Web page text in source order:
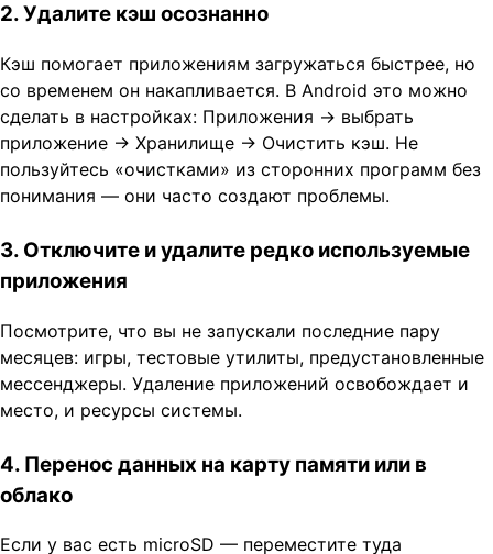
2. Удалите кэш осознанно
Кэш помогает приложениям загружаться быстрее, но
со временем он накапливается. В Android это можно
сделать в настройках: Приложения → выбрать
приложение → Хранилище → Очистить кэш. Не
пользуйтесь «очистками» из сторонних программ без
понимания — они часто создают проблемы.
3. Отключите и удалите редко используемые
приложения
Посмотрите, что вы не запускали последние пару
месяцев: игры, тестовые утилиты, предустановленные
мессенджеры. Удаление приложений освобождает и
место, и ресурсы системы.
4. Перенос данных на карту памяти или в
облако
Если у вас есть microSD — переместите туда